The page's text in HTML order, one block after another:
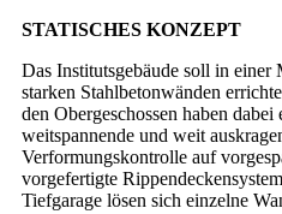
STATISCHES KONZEPT
Das Institutsgebäude soll in einer
starken Stahlbetonwänden
den Obergeschossen haben
weitspannende und weit
Verformungskontrolle auf
vorgefertigte
Tiefgarage lösen sich einzelne